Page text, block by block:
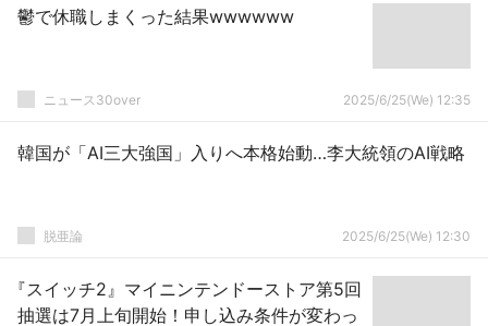
鬱で休職しまくった結果wwwwww
ニュース30over 2025/6/25(We) 12:35
韓国が「AI三大強国」入りへ本格始動…李大統領のAI戦略
脱亜論 2025/6/25(We) 12:30
『スイッチ2』マイニンテンドーストア第5回
抽選は7月上旬開始！申し込み条件が変わっ